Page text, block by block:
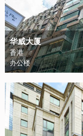
华威大厦
香港
办公楼